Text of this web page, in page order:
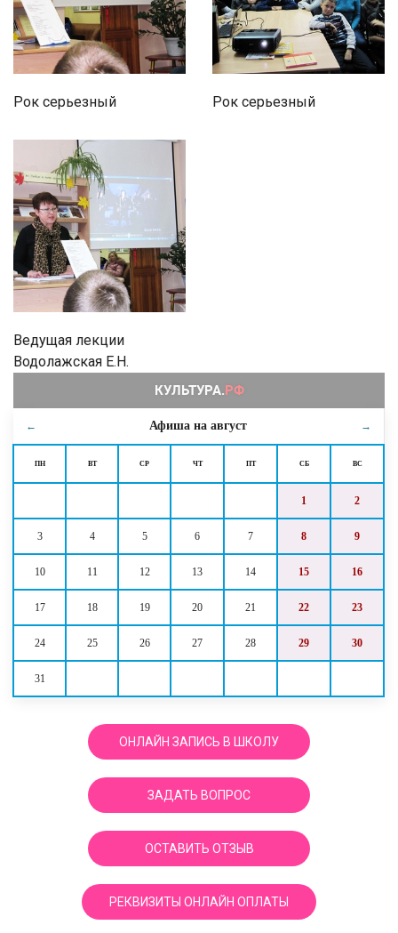
← Афиша на август →
ПН ВТ СР ЧТ ПТ СБ ВС
1 2
3 4 5 6 7 8 9
10 11 12 13 14 15 16
17 18 19 20 21 22 23
24 25 26 27 28 29 30
31
ОНЛАЙН ЗАПИСЬ В ШКОЛУ
ЗАДАТЬ ВОПРОС
ОСТАВИТЬ ОТЗЫВ
РЕКВИЗИТЫ ОНЛАЙН ОПЛАТЫ
Рок серьезный Рок серьезный
Ведущая лекции
Водолажская Е.Н.